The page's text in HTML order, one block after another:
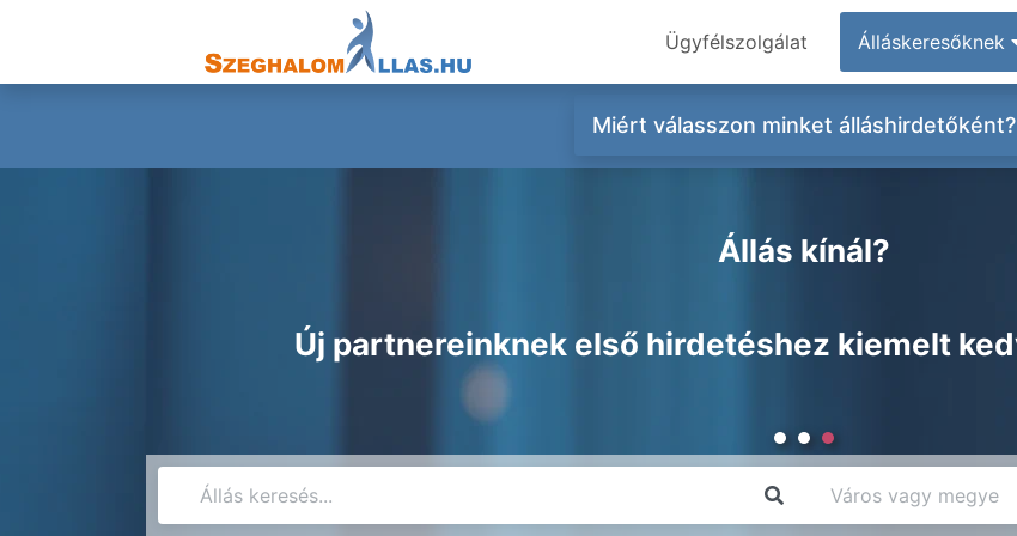
Ügyfélszolgálat Álláskeresőknek
Miért válasszon minket álláshirdetőként?
Állás kínál?
Új partnereinknek első hirdetéshez kiemelt